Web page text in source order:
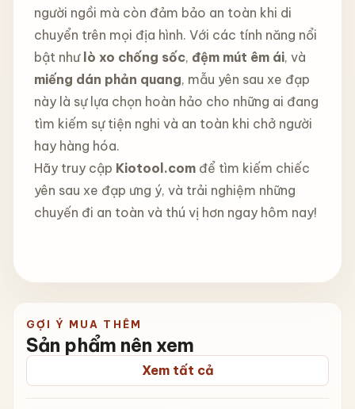
người ngồi mà còn đảm bảo an toàn khi di
chuyển trên mọi địa hình. Với các tính năng nổi
bật như lò xo chống sốc, đệm mút êm ái, và
miếng dán phản quang, mẫu yên sau xe đạp
này là sự lựa chọn hoàn hảo cho những ai đang
tìm kiếm sự tiện nghi và an toàn khi chở người
hay hàng hóa.
Hãy truy cập Kiotool.comđể tìm kiếm chiếc
yên sau xe đạp ưng ý, và trải nghiệm những
chuyến đi an toàn và thú vị hơn ngay hôm nay!
GỢI Ý MUA THÊM
Sản phẩm nên xem
Xem tất cả